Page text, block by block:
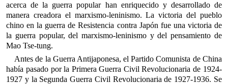
acerca de la guerra popular han enriquecido y desarrollado de
manera creadora el marxismo-leninismo. La victoria del pueblo
chino en la guerra de Resistencia contra Japón fue una victoria de
la guerra popular, del marxismo-leninismo y del pensamiento de
Mao Tse-tung.
Antes de la Guerra Antijaponesa, el Partido Comunista de China
había pasado por la Primera Guerra Civil Revolucionaria de 1924-
1927 y la Segunda Guerra Civil Revolucionaria de 1927-1936. Se